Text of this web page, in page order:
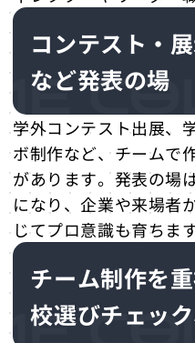
コンテスト・
など発表の場
学外コンテスト出展、
ボ制作など、チームで
があります。発表の場
になり、企業や来場者
じてプロ意識も育ちま
チーム制作を
校選びチェッ